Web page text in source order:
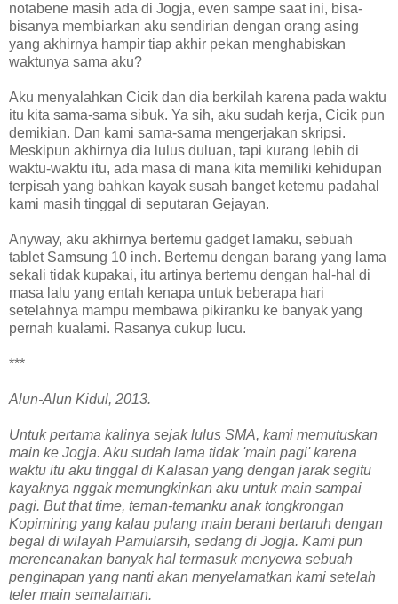
notabene masih ada di Jogja, even sampe saat ini, bisa-
bisanya membiarkan aku sendirian dengan orang asing
yang akhirnya hampir tiap akhir pekan menghabiskan
waktunya sama aku?
Aku menyalahkan Cicik dan dia berkilah karena pada waktu
itu kita sama-sama sibuk. Ya sih, aku sudah kerja, Cicik pun
demikian. Dan kami sama-sama mengerjakan skripsi.
Meskipun akhirnya dia lulus duluan, tapi kurang lebih di
waktu-waktu itu, ada masa di mana kita memiliki kehidupan
terpisah yang bahkan kayak susah banget ketemu padahal
kami masih tinggal di seputaran Gejayan.
Anyway, aku akhirnya bertemu gadget lamaku, sebuah
tablet Samsung 10 inch. Bertemu dengan barang yang lama
sekali tidak kupakai, itu artinya bertemu dengan hal-hal di
masa lalu yang entah kenapa untuk beberapa hari
setelahnya mampu membawa pikiranku ke banyak yang
pernah kualami. Rasanya cukup lucu.
***
Alun-Alun Kidul, 2013.
Untuk pertama kalinya sejak lulus SMA, kami memutuskan
main ke Jogja. Aku sudah lama tidak 'main pagi' karena
waktu itu aku tinggal di Kalasan yang dengan jarak segitu
kayaknya nggak memungkinkan aku untuk main sampai
pagi. But that time, teman-temanku anak tongkrongan
Kopimiring yang kalau pulang main berani bertaruh dengan
begal di wilayah Pamularsih, sedang di Jogja. Kami pun
merencanakan banyak hal termasuk menyewa sebuah
penginapan yang nanti akan menyelamatkan kami setelah
teler main semalaman.